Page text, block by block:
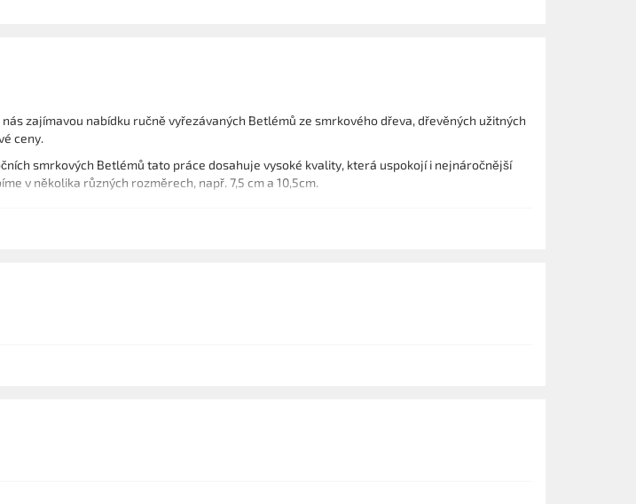
zajímavou nabídku ručně vyřezávaných Betlémů ze smrkového dřeva, dřevěných užitných
ceny.
smrkových Betlémů tato práce dosahuje vysoké kvality, která uspokojí i nejnáročnější
v několika různých rozměrech, např. 7,5 cm a 10,5cm.